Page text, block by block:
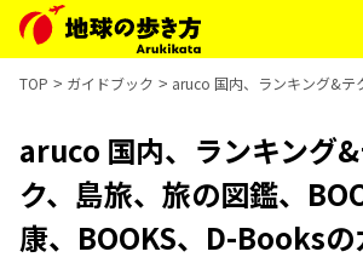
TOP ガイドブック aruco 国内、ランキング&テ
aruco 国内、ランキング
ク、島旅、旅の図鑑、
康、BOOKS、D-Booksの